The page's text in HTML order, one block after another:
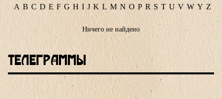
A B C D E F G H I J K L M N O P R S T U V W Y Z
Ничего не найдено
Телеграммы